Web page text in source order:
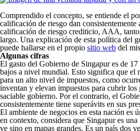
Comprendido el concepto, se entiende el
calificación de riesgo dan consistentemente
calificación de riesgo crediticio, AAA,
largo. Una explicación de esta política del
puede hallarse en el propio sitio web del
Algunas cifras
El gasto del Gobierno de Singapur es de
bajos a nivel mundial. Esto significa que el
para un alto nivel de impuestos, como
inventan y elevan impuestos para cubrir los
saciable gobierno. Por el contrario, el
consistentemente tiene superávits en sus
El ambiente de negocios en esta nación es
en contexto, considera que Singapur es
ve sino en mapas grandes. Es un país dos